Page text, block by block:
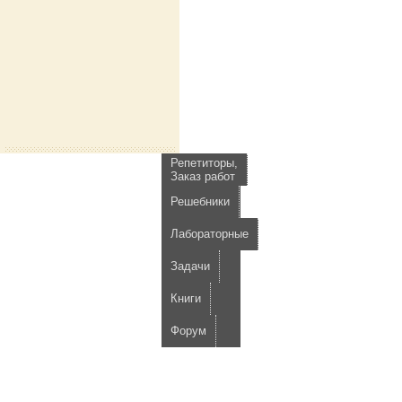
Репетиторы,
Заказ работ
Решебники
Лабораторные
Задачи
Книги
Форум